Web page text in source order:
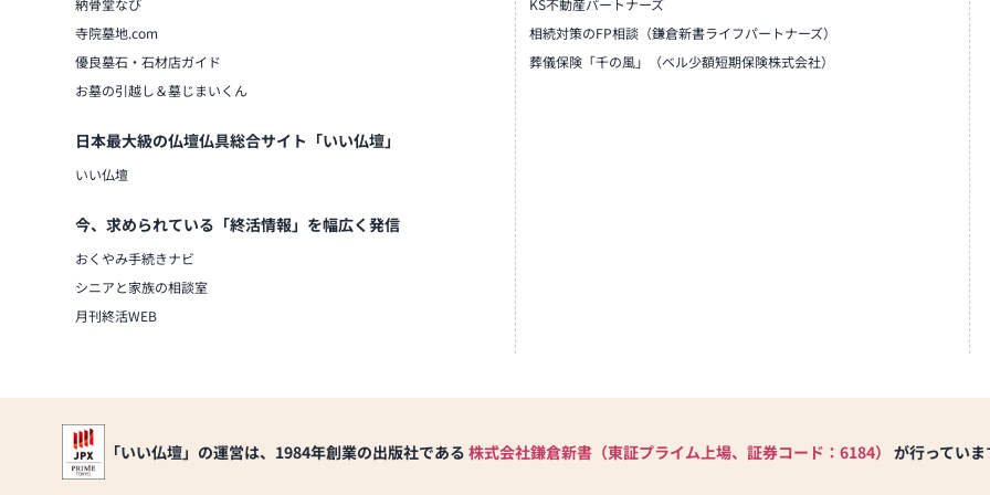
納骨堂なび
寺院墓地.com
優良墓石・石材店ガイド
お墓の引越し＆墓じまいくん
日本最大級の仏壇仏具総合サイト「いい仏壇」
いい仏壇
今、求められている「終活情報」を幅広く発信
おくやみ手続きナビ
シニアと家族の相談室
月刊終活WEB
KS不動産パートナーズ
相続対策のFP相談（鎌倉新書ライフパートナーズ）
葬儀保険「千の風」（ベル少額短期保険株式会社）
「いい仏壇」の運営は、1984年創業の出版社である 株式会社鎌倉新書（東証プライム上場、証券コード：6184） が行っていま